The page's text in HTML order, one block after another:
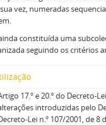
vez, numeradas
constituída uma
seguindo os critérios
17.º e 20.º do Decreto-
introduzidas pelo
Lei n.º 107/2001, de